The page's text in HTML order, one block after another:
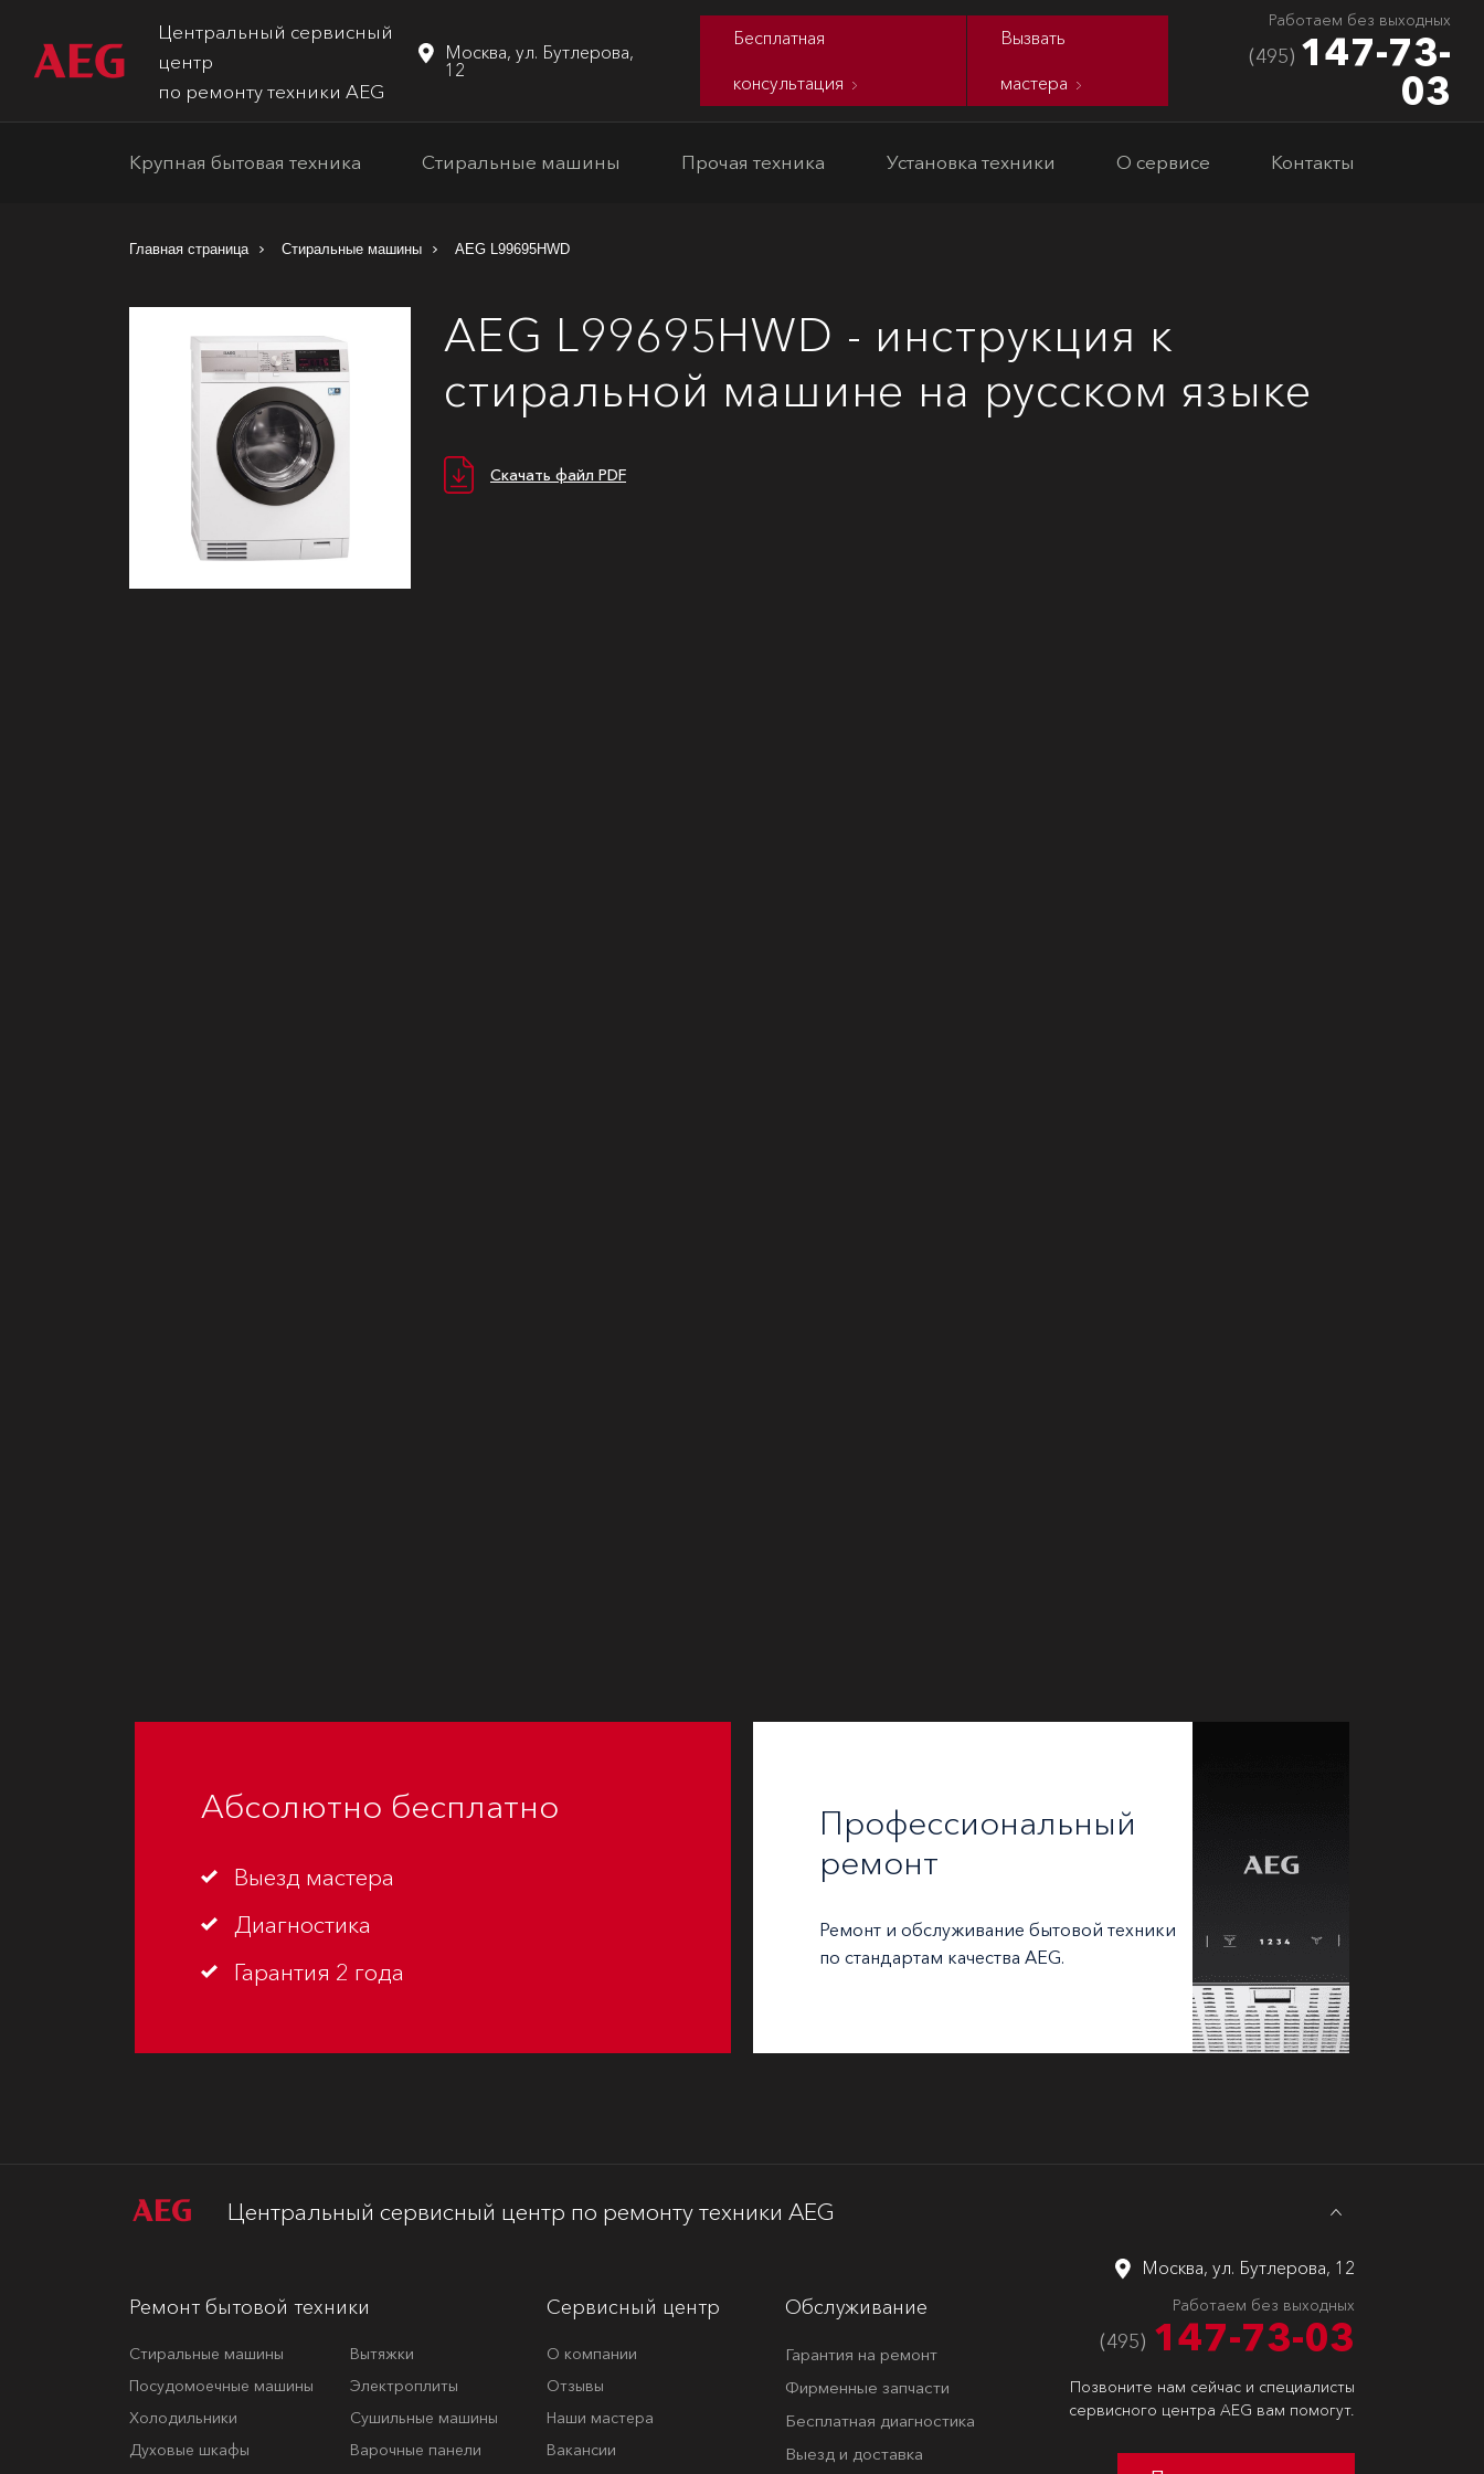
Центральный сервисный
центр
по ремонту техники AEG
Москва, ул. Бутлерова,
12
Бесплатная
консультация
Вызвать
мастера
Работаем без выходных
(495) 147-73-
03
Крупная бытовая техника Стиральные машины Прочая техника Установка техники О сервисе Контакты
Главная страница Стиральные машины AEG L99695HWD
AEG L99695HWD - инструкция к
стиральной машине на русском языке
Скачать файл PDF
Абсолютно бесплатно
Выезд мастера
Диагностика
Гарантия 2 года
Профессиональный
ремонт
Ремонт и обслуживание бытовой техники
по стандартам качества AEG.
Центральный сервисный центр по ремонту техники AEG
Ремонт бытовой техники
Стиральные машины
Вытяжки
Посудомоечные машины
Электроплиты
Холодильники
Сушильные машины
Духовые шкафы
Варочные панели
Сервисный центр
О компании
Отзывы
Наши мастера
Вакансии
Обслуживание
Гарантия на ремонт
Фирменные запчасти
Бесплатная диагностика
Выезд и доставка
Москва, ул. Бутлерова, 12
Работаем без выходных
(495) 147-73-03
Позвоните нам сейчас и специалисты
сервисного центра AEG вам помогут.